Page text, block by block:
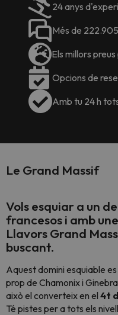
24 anys
Més de
Els millors
Opcions de
Amb tu 24 h
Le Grand Massif
Vols esquiar a un
francesos i amb
LlavorsGrand
buscant.
Aquest domini esquiable
prop de Chamonix i
això el converteix en el 4t
Té pistes per a tots els